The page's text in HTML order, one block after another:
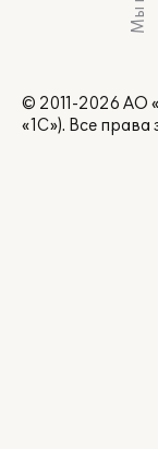
© 2011-2026 АО
«1С»). Все